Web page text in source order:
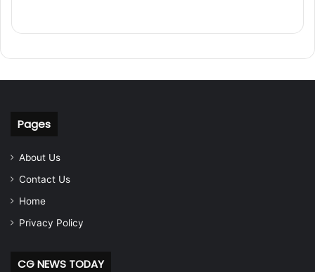
Pages
About Us
Contact Us
Home
Privacy Policy
CG NEWS TODAY